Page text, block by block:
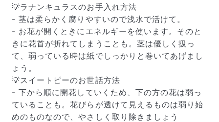
届いたお花に元気がなかったら？
もし届いたお花に「枯れている」「折れている」などの
不備があった場合は、些細なことでもお気軽にサポート
までご連絡ください。ご返金にて補償いたします。
💡ラナンキュラスのお手入れ方法
- 茎は柔らかく腐りやすいので浅水で活けて。
- お花が開くときにエネルギーを使います。そのと
きに花首が折れてしまうことも。茎は優しく扱っ
て、弱っている時は紙でしっかりと巻いてあげまし
ょう。
💡スイートピーのお世話方法
- 下から順に開花していくため、下の方の花は弱っ
ていることも。花びらが透けて見えるものは弱り始
めのものなので、やさしく取り除きましょう